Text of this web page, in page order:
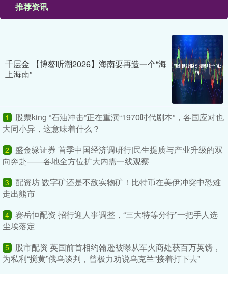
推荐资讯
千层金 【博鳌听潮2026】海南要再造一个“海
上海南”
1
股票king “石油冲击”正在重演“1970时代剧本”，各国应对也
大同小异，这意味着什么？
2
盛金缘证券 首季中国经济调研行|民生提质与产业升级的双
向奔赴——各地全方位扩大内需一线观察
3
配资坊 数字矿还是不敌实物矿！比特币在美伊冲突中恐难
走出熊市
4 赛岳恒配资 招行迎人事调整，“三大特等分行”一把手人选
尘埃落定
5
股市配资 英国前首相约翰逊被曝从军火商处获百万英镑，
为私利“搅黄”俄乌谈判，曾极力劝说乌克兰“接着打下去”